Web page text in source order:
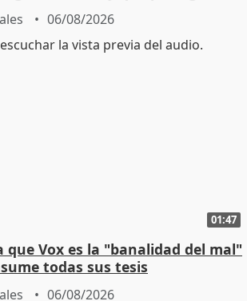
06/08/2026
01:47
que Vox es la "banalidad del mal"
todas sus tesis
06/08/2026